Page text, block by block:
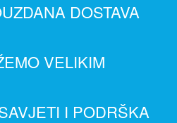
DOSTAVA
VELIKIM
I PODRŠKA